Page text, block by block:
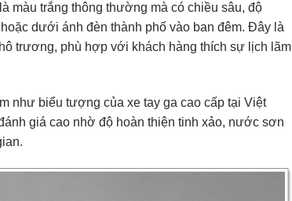
màu trắng thông thường mà có chiều sâu, độ
dưới ánh đèn thành phố vào ban đêm. Đây là
trương, phù hợp với khách hàng thích sự lịch lãm
như biểu tượng của xe tay ga cao cấp tại Việt
giá cao nhờ độ hoàn thiện tinh xảo, nước sơn